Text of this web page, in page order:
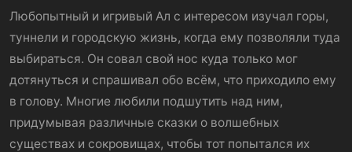
Любопытный и игривый Ал с интересом изучал горы,
туннели и городскую жизнь, когда ему позволяли туда
выбираться. Он совал свой нос куда только мог
дотянуться и спрашивал обо всём, что приходило ему
в голову. Многие любили подшутить над ним,
придумывая различные сказки о волшебных
существах и сокровищах, чтобы тот попытался их